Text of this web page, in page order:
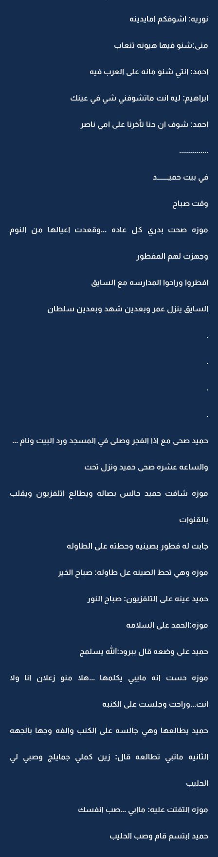
نوريه: اشوفكم امايدينه
منى:شنو فيها هيونه تنعاب
احمد: انتي شنو مانه على العرب فيه
ابراهيم: ليه انت ماتشوفني شي في عينك
احمد: شوف ان حنا تأخرنا على امي ناصر
...............
في بيت حميــــــــد
وقت صباح
موزه صحت بدري كل عاده ...وقعدت اعيالها من النوم
وجهزت لهم المفطور
افطروا وراحوا المدارسه مع السايق
السايق ينزل عمر وبعدين شهد وبعدين سلطان
.
.
.
.
حميد صحى مع اذا الفجر وصلى في المسجد ورد البيت ونام ...
والساعه عشره صحى حميد ونزل تحت
موزه شافت حميد جالس بصاله ويطالع اتلفزيون ويقلب
بالقنوات
جابت له فطور بصينيه وحطته على الطاوله
موزه وهي تحط الصينه عل طاوله: صباح الخير
حميد عينه على التلفزيون: صباح النور
موزه:الحمد على السلامه
حميد على وضعه قال ببرود:الله يسلمج
موزه حست انه مايبي يكلمها ...هلا منو زعلان انا ولا
انت...وراحت وجلست على الكنبه
حميد يطالعها وهي جالسه على الكنب والفه وجها بالجهه
الثانيه ماتبي تطالعه قال: زين كملي جمايلج وصبي لي
الحليب
موزه التفتت عليه: ماابي ...صب انفسك
حميد ابتسم قام وصب الحليب